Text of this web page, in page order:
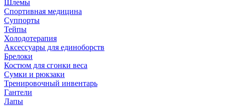
Шлемы
Спортивная медицина
Суппорты
Тейпы
Холодотерапия
Аксессуары для единоборств
Брелоки
Костюм для сгонки веса
Сумки и рюкзаки
Тренировочный инвентарь
Гантели
Лапы